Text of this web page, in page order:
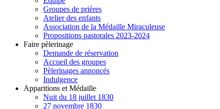
Groupes de prières
Atelier des enfants
Association de la Médaille Miraculeuse
Propositions pastorales 2023-2024
Faire pèlerinage
Demande de réservation
Accueil des groupes
Pèlerinages annoncés
Indulgence
Apparitions et Médaille
Nuit du 18 juillet 1830
27 novembre 1830